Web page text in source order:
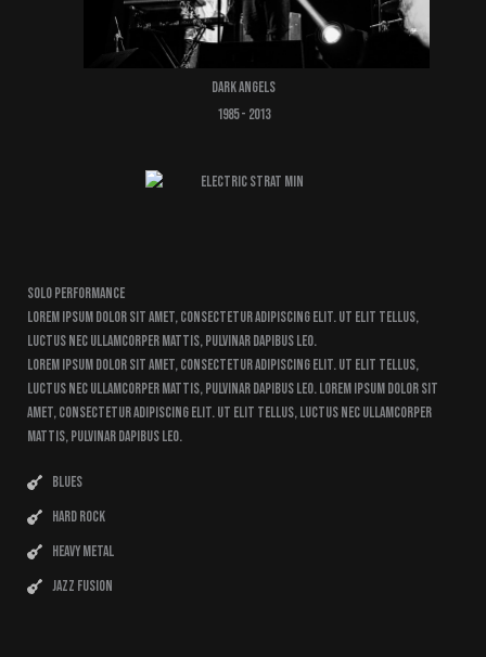
Dark Angels
1985 - 2013
Solo Performance
Lorem ipsum dolor sit amet, consectetur adipiscing elit. Ut elit tellus,
luctus nec ullamcorper mattis, pulvinar dapibus leo.
Lorem ipsum dolor sit amet, consectetur adipiscing elit. Ut elit tellus,
luctus nec ullamcorper mattis, pulvinar dapibus leo. Lorem ipsum dolor sit
amet, consectetur adipiscing elit. Ut elit tellus, luctus nec ullamcorper
mattis, pulvinar dapibus leo.
Blues
Hard Rock
Heavy Metal
Jazz Fusion